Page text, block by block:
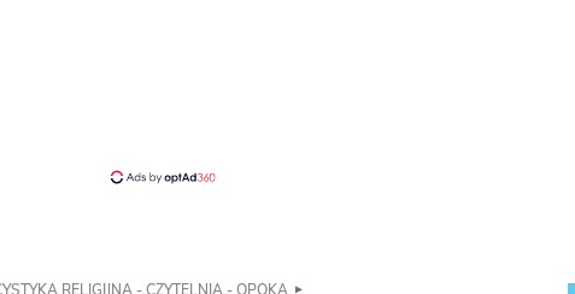
RELIGIJNA - CZYTELNIA - OPOKA